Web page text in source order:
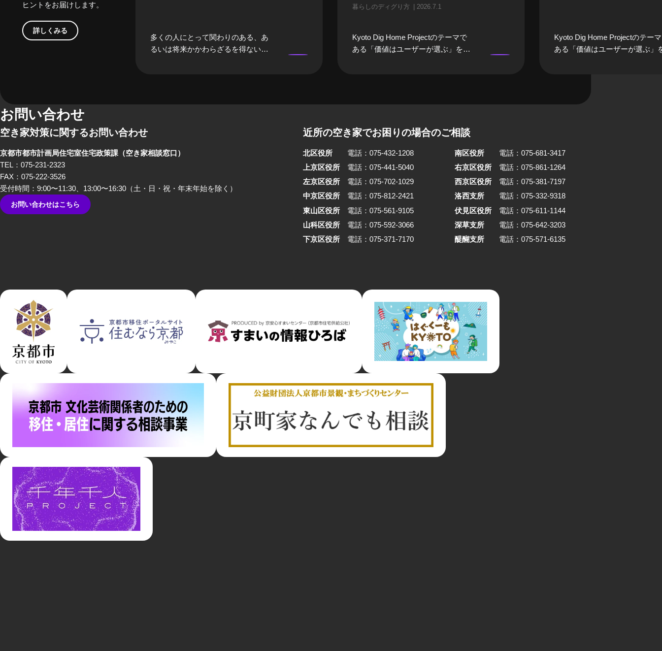
ヒントをお届けします。
詳しくみる
多くの人にとって関わりのある、あ
るいは将来かかわらざるを得ない
したときにすぐ思い浮かぶ職業の
暮らしのディグり方 2026.7.1
Kyoto Dig Home Projectのテーマで
ある「価値はユーザーが選ぶ」を実
暮らしを10年にわたって続けていま
立させるため、篤史さんが選んだの
は「分母を小さくする」という選択
でした。限られた予算の中で、装飾
するのではなく、合理性の帰結とし
と仕事場をひとつにすることで、暮
らしと商いを切り離さずに続けてい
く。 そのあり方は、京都のまちに残
立しているのかを辿ります。
Kyoto Dig Home Projectのテー
ある「価値はユーザーが選ぶ」
の元理髪店の建物を改修し、そ
ースタンドに行き、仕事が終わ
銭湯へ、休日は鴨川へ」という
の生活の絵が浮かんだことから
ら自ら進め、解体現場から引き
た大理石や古材を再利用。建物
憶を受け継ぎつつ、住まいと仕
お問い合わせ
空き家対策に関するお問い合わせ
京都市都市計画局住宅室住宅政策課 （空き家相談窓口）
TEL：075-231-2323
FAX：075-222-3526
受付時間：9:00〜11:30、13:00〜16:30 （土・日・祝・年末年始を除く）
お問い合わせはこちら
近所の空き家でお困りの場合のご相談
北区役所
電話：075-432-1208
上京区役所
電話：075-441-5040
左京区役所
電話：075-702-1029
中京区役所
電話：075-812-2421
東山区役所
電話：075-561-9105
山科区役所
電話：075-592-3066
下京区役所
電話：075-371-7170
南区役所
電話：075-681-3417
右京区役所
電話：075-861-1264
西京区役所
電話：075-381-7197
洛西支所
電話：075-332-9318
伏見区役所
電話：075-611-1144
深草支所
電話：075-642-3203
醍醐支所
電話：075-571-6135